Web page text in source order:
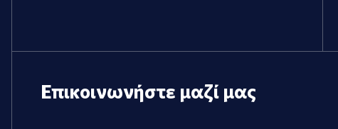
Επικοινωνήστε μαζί μας